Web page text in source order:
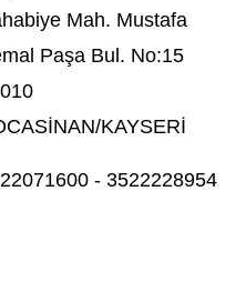
Mah. Mustafa
Paşa Bul. No:15
KAYSERİ
- 3522228954